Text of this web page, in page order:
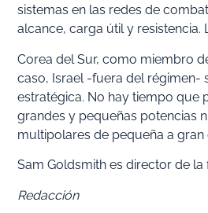
sistemas en las redes de
alcance, carga útil y
Corea del Sur, como miembro
caso, Israel -fuera del régimen-
estratégica. No hay tiempo que
grandes y pequeñas potencias
multipolares de pequeña a gran
Sam Goldsmith es director de la
Redacción